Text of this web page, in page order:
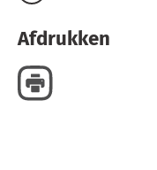
Afdrukken